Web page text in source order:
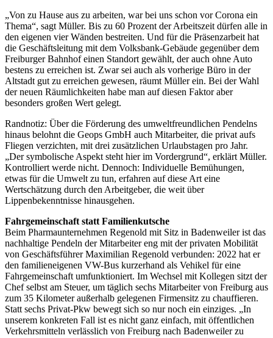
„Von zu Hause aus zu arbeiten, war bei uns schon vor Corona ein
Thema“, sagt Müller. Bis zu 60 Prozent der Arbeitszeit dürfen alle in
den eigenen vier Wänden bestreiten. Und für die Präsenzarbeit hat
die Geschäftsleitung mit dem Volksbank-Gebäude gegenüber dem
Freiburger Bahnhof einen Standort gewählt, der auch ohne Auto
bestens zu erreichen ist. Zwar sei auch als vorherige Büro in der
Altstadt gut zu erreichen gewesen, räumt Müller ein. Bei der Wahl
der neuen Räumlichkeiten habe man auf diesen Faktor aber
besonders großen Wert gelegt.
Randnotiz: Über die Förderung des umweltfreundlichen Pendelns
hinaus belohnt die Geops GmbH auch Mitarbeiter, die privat aufs
Fliegen verzichten, mit drei zusätzlichen Urlaubstagen pro Jahr.
„Der symbolische Aspekt steht hier im Vordergrund“, erklärt Müller.
Kontrolliert werde nicht. Dennoch: Individuelle Bemühungen,
etwas für die Umwelt zu tun, erfahren auf diese Art eine
Wertschätzung durch den Arbeitgeber, die weit über
Lippenbekenntnisse hinausgehen.
Fahrgemeinschaft statt Familienkutsche
Beim Pharmaunternehmen Regenold mit Sitz in Badenweiler ist das
nachhaltige Pendeln der Mitarbeiter eng mit der privaten Mobilität
von Geschäftsführer Maximilian Regenold verbunden: 2022 hat er
den familieneigenen VW-Bus kurzerhand als Vehikel für eine
Fahrgemeinschaft umfunktioniert. Im Wechsel mit Kollegen sitzt der
Chef selbst am Steuer, um täglich sechs Mitarbeiter von Freiburg aus
zum 35 Kilometer außerhalb gelegenen Firmensitz zu chauffieren.
Statt sechs Privat-Pkw bewegt sich so nur noch ein einziges. „In
unserem konkreten Fall ist es nicht ganz einfach, mit öffentlichen
Verkehrsmitteln verlässlich von Freiburg nach Badenweiler zu